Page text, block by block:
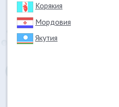
Корякия
Мордовия
Якутия